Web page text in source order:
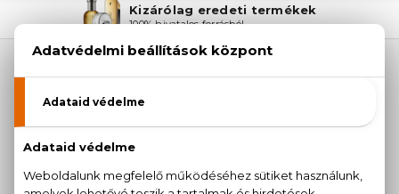
Kizárólag eredeti termékek
100% hivatalos forrásból
Sajnos jelenleg a márka egyetlen terméke sem
az alábbi kategóriák közül: